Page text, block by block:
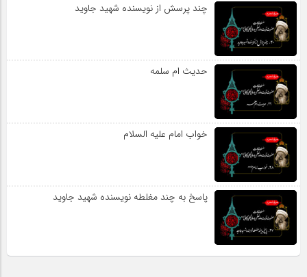
چند پرسش از نویسنده شهید جاوید
حدیث ام سلمه
خواب امام علیه السلام
پاسخ به چند مغلطه نویسنده شهید جاوید